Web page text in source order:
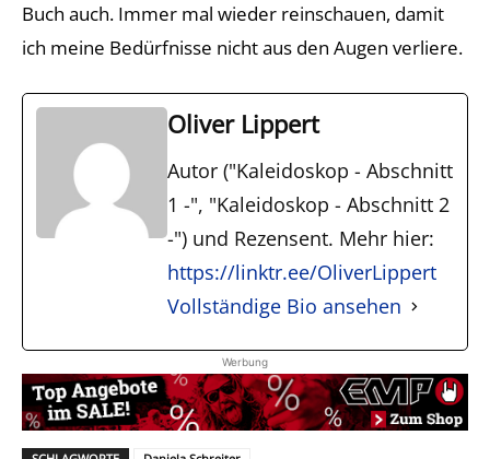
Buch auch. Immer mal wieder reinschauen, damit
ich meine Bedürfnisse nicht aus den Augen verliere.
Oliver Lippert
Autor ("Kaleidoskop - Abschnitt
1 -", "Kaleidoskop - Abschnitt 2
-") und Rezensent. Mehr hier:
https://linktr.ee/OliverLippert
Vollständige Bio ansehen
Werbung